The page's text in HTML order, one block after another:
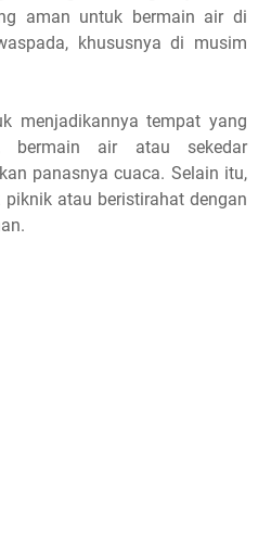
aman untuk bermain air di
khususnya di musim
menjadikannya tempat yang
bermain air atau sekedar
panasnya cuaca. Selain itu,
atau beristirahat dengan